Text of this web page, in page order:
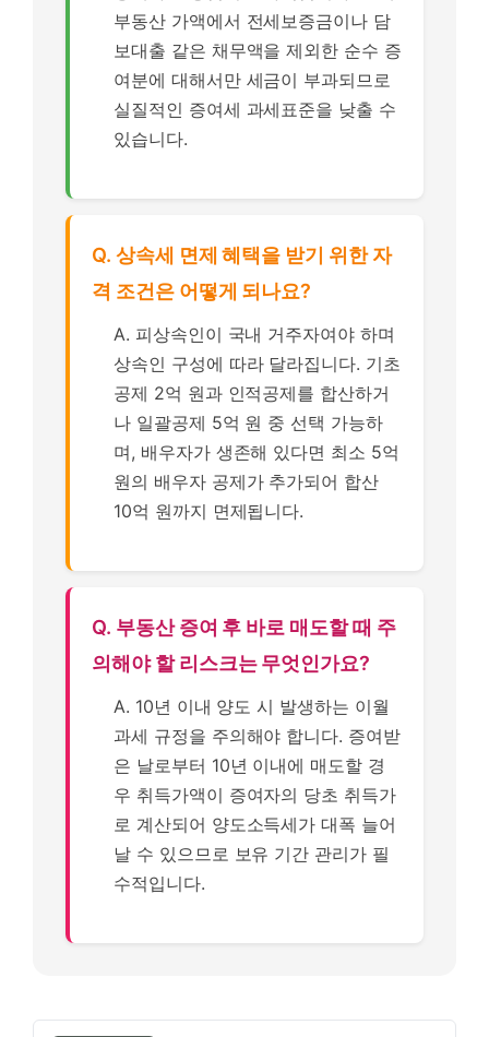
부동산 가액에서 전세보증금이나 담
보대출 같은 채무액을 제외한 순수 증
여분에 대해서만 세금이 부과되므로
실질적인 증여세 과세표준을 낮출 수
있습니다.
Q. 상속세 면제 혜택을 받기 위한 자
격 조건은 어떻게 되나요?
A. 피상속인이 국내 거주자여야 하며
상속인 구성에 따라 달라집니다. 기초
공제 2억 원과 인적공제를 합산하거
나 일괄공제 5억 원 중 선택 가능하
며, 배우자가 생존해 있다면 최소 5억
원의 배우자 공제가 추가되어 합산
10억 원까지 면제됩니다.
Q. 부동산 증여 후 바로 매도할 때 주
의해야 할 리스크는 무엇인가요?
A. 10년 이내 양도 시 발생하는 이월
과세 규정을 주의해야 합니다. 증여받
은 날로부터 10년 이내에 매도할 경
우 취득가액이 증여자의 당초 취득가
로 계산되어 양도소득세가 대폭 늘어
날 수 있으므로 보유 기간 관리가 필
수적입니다.